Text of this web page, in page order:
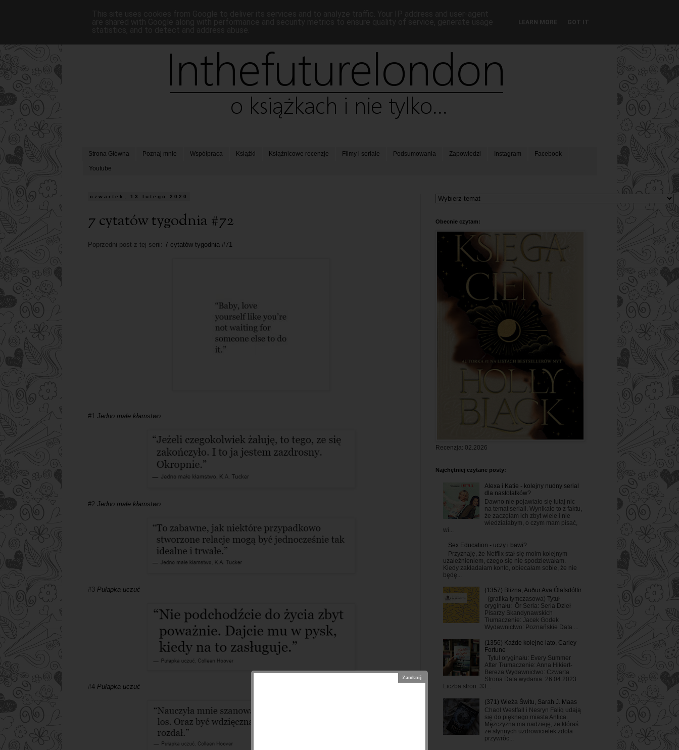
Strona Główna Poznaj mnie Współpraca Książki Książnicowe recenzje Filmy i seriale Podsumowania Zapowiedzi Instagram Facebook
Youtube
czwartek, 13 lutego 2020
7 cytatów tygodnia #72
Poprzedni post z tej serii: 7 cytatów tygodnia #71
#1 Jedno małe kłamstwo
#2 Jedno małe kłamstwo
#3 Pułapka uczuć
#4 Pułapka uczuć
Obecnie czytam:
Recenzja: 02.2026
Najchętniej czytane posty:
Alexa i Katie - kolejny nudny serial
dla nastolatków?
Dawno nie pojawiało się tutaj nic
na temat seriali. Wynikało to z faktu,
że zaczęłam ich zbyt wiele i nie
wiedziałabym, o czym mam pisać,
wi...
Sex Education - uczy i bawi?
Przyznaję, że Netflix stał się moim kolejnym
uzależnieniem, czego się nie spodziewałam.
Kiedy zakładałam konto, obiecałam sobie, że nie
będę...
(1357) Blizna, Auður Ava Ólafsdóttir
(grafika tymczasowa) Tytuł
oryginału: Ör Seria: Seria Dzieł
Pisarzy Skandynawskich
Tłumaczenie: Jacek Godek
Wydawnictwo: Poznańskie Data ...
(1356) Każde kolejne lato, Carley
Fortune
Tytuł oryginału: Every Summer
After Tłumaczenie: Anna Hikiert-
Bereza Wydawnictwo: Czwarta
Strona Data wydania: 26.04.2023
Liczba stron: 33...
(371) Wieża Świtu, Sarah J. Maas
Chaol Westfall i Nesryn Faliq udają
się do pięknego miasta Antica.
Mężczyzna ma nadzieję, że któraś
ze słynnych uzdrowicielek zdoła
przywróc...
LEARN MORE GOT IT